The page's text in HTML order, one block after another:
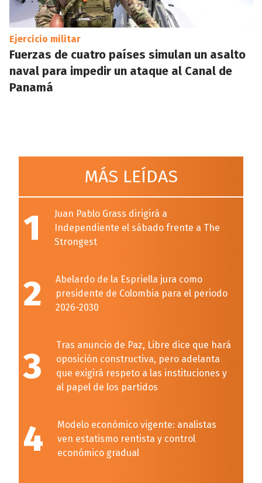
Ejercicio militar
Fuerzas de cuatro países simulan un asalto
naval para impedir un ataque al Canal de
Panamá
MÁS LEÍDAS
1
Juan Pablo Grass dirigirá a
Independiente el sábado frente a The
Strongest
2
Abelardo de la Espriella jura como
presidente de Colombia para el periodo
2026-2030
3
Tras anuncio de Paz, Libre dice que hará
oposición constructiva, pero adelanta
que exigirá respeto a las instituciones y
al papel de los partidos
4
Modelo económico vigente: analistas
ven estatismo rentista y control
económico gradual